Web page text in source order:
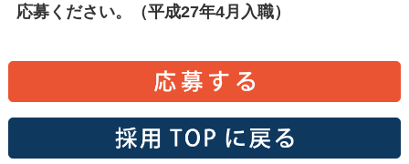
応募ください。（平成27年4月入職）